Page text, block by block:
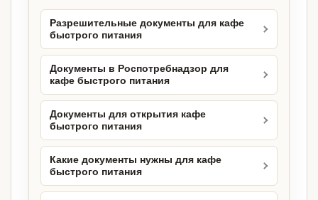
Разрешительные документы для кафе
быстрого питания
Документы в Роспотребнадзор для
кафе быстрого питания
Документы для открытия кафе
быстрого питания
Какие документы нужны для кафе
быстрого питания